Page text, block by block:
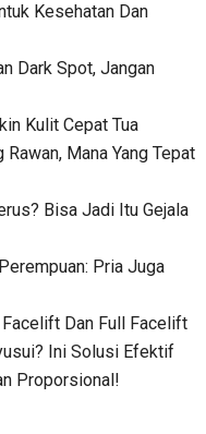
Kesehatan Dan
Dark Spot, Jangan
Kulit Cepat Tua
Mana Yang Tepat
Bisa Jadi Itu Gejala
Pria Juga
Dan Full Facelift
Ini Solusi Efektif
Proporsional!